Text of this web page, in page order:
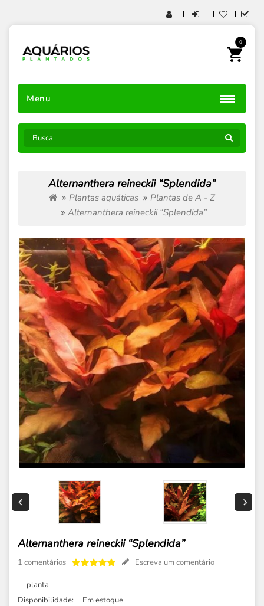
0
Menu
Alternanthera reineckii “Splendida”
Plantas aquáticas
Plantas de A - Z
Alternanthera reineckii “Splendida”
Alternanthera reineckii “Splendida”
1 comentários Escreva um comentário
planta
Disponibilidade:
Em estoque